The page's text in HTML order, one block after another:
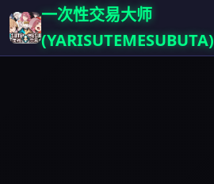
一次性交易大师
(YARISUTEMESUBUTA)